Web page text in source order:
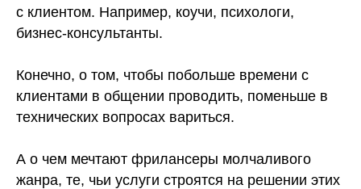
с клиентом. Например, коучи, психологи,
бизнес-консультанты.
Конечно, о том, чтобы побольше времени с
клиентами в общении проводить, поменьше в
технических вопросах вариться.
А о чем мечтают фрилансеры молчаливого
жанра, те, чьи услуги строятся на решении этих